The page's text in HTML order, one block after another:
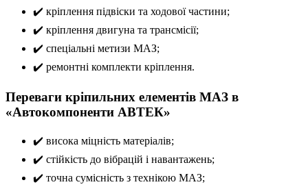
✔️ кріплення підвіски та ходової частини;
✔️ кріплення двигуна та трансмісії;
✔️ спеціальні метизи МАЗ;
✔️ ремонтні комплекти кріплення.
Переваги кріпильних елементів МАЗ в
«Автокомпоненти АВТЕК»
✔️ висока міцність матеріалів;
✔️ стійкість до вібрацій і навантажень;
✔️ точна сумісність з технікою МАЗ;